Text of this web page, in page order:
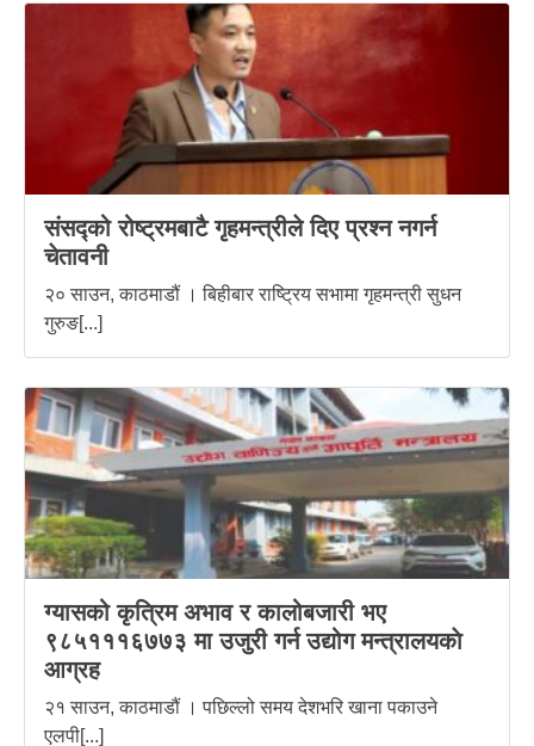
संसद्को रोष्ट्रमबाटै गृहमन्त्रीले दिए प्रश्न नगर्न
चेतावनी
२० साउन, काठमाडौं । बिहीबार राष्ट्रिय सभामा गृहमन्त्री सुधन
गुरुङ[...]
ग्यासको कृत्रिम अभाव र कालोबजारी भए
९८५१११६७७३ मा उजुरी गर्न उद्योग मन्त्रालयकाे
आग्रह
२१ साउन, काठमाडौं । पछिल्लो समय देशभरि खाना पकाउने
एलपी[...]